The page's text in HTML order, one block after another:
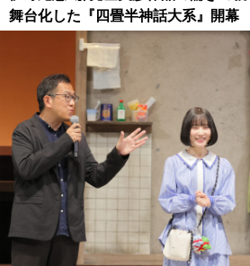
舞台化した『四畳半神話大系』開幕